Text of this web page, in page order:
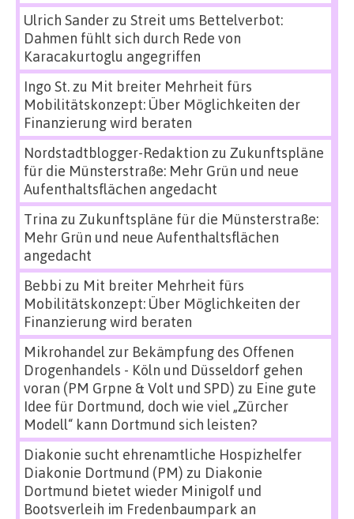
Ulrich Sanderzu Streit ums Bettelverbot:
Dahmen fühlt sich durch Rede von
Karacakurtoglu angegriffen
Ingo St.zu Mit breiter Mehrheit fürs
Mobilitätskonzept: Über Möglichkeiten der
Finanzierung wird beraten
Nordstadtblogger-Redaktion zu Zukunftspläne
für die Münsterstraße: Mehr Grün und neue
Aufenthaltsflächen angedacht
Trina zu Zukunftspläne für die Münsterstraße:
Mehr Grün und neue Aufenthaltsflächen
angedacht
Bebbi zu Mit breiter Mehrheit fürs
Mobilitätskonzept: Über Möglichkeiten der
Finanzierung wird beraten
Mikrohandel zur Bekämpfung des Offenen
Drogenhandels - Köln und Düsseldorf gehen
voran (PM Grpne & Volt und SPD) zu Eine gute
Idee für Dortmund, doch wie viel „Zürcher
Modell“ kann Dortmund sich leisten?
Diakonie sucht ehrenamtliche Hospizhelfer
Diakonie Dortmund (PM) zu Diakonie
Dortmund bietet wieder Minigolf und
Bootsverleih im Fredenbaumpark an